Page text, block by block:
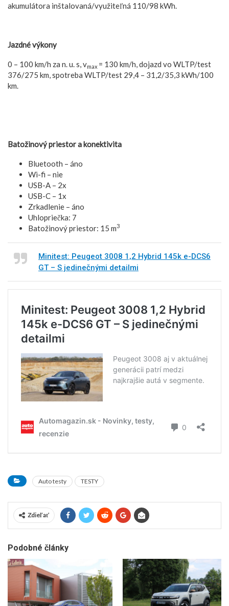
akumulátora inštalovaná/využiteľná 110/98 kWh.
Jazdné výkony
0 – 100 km/h za n. u. s, vmax = 130 km/h, dojazd vo WLTP/test
376/275 km, spotreba WLTP/test 29,4 – 31,2/35,3 kWh/100
km.
Batožinový priestor a konektivita
Bluetooth – áno
Wi-fi – nie
USB-A – 2x
USB-C – 1x
Zrkadlenie – áno
Uhlopriečka: 7
Batožinový priestor: 15 m3
Minitest: Peugeot 3008 1,2 Hybrid 145k e-DCS6
GT – S jedinečnými detailmi
Auto testy TESTY
Zdieľať
Podobné články